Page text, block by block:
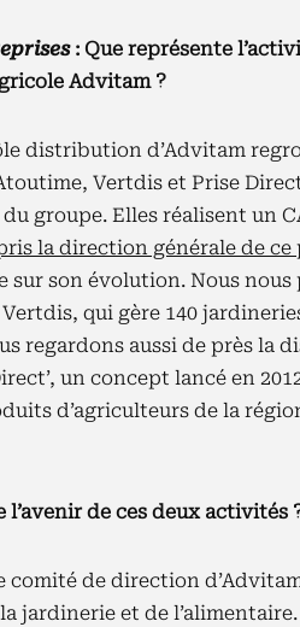
: Que représente
Advitam ?
distribution d’Advitam
Vertdis et Prise
du groupe. Elles réalisent un
la direction générale de ce
sur son évolution. Nous
qui gère 140
regardons aussi de près la
un concept lancé en
d’agriculteurs de la
l’avenir de ces deux activités
comité de direction
jardinerie et de